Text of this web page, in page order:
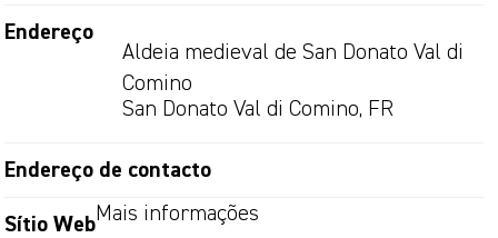
Endereço
Aldeia medieval de San Donato Val di
Comino
San Donato Val di Comino, FR
Endereço de contacto
Sítio WebMais informações